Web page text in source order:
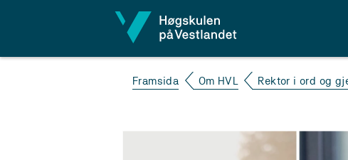
Framsida Om HVL Rektor i ord og